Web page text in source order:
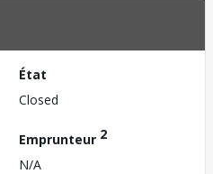
État
Closed
Emprunteur 2
N/A